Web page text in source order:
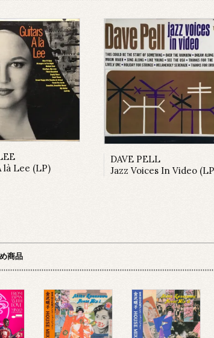
là Lee (LP)
DAVE PELL
Jazz Voices In Video
商品